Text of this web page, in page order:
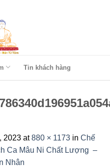
Tin khách hàng
2023 at880 × 1173 in Chế
Ca Mâu Ni Chất Lượng –
Nhân